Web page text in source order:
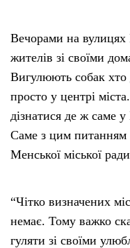
Вечорами на вулицях
жителів зі своїми
Вигулюють собак хто
просто у центрі
дізнатися де ж саме
Саме з цим питанням
Менської міської
“Чітко визначених
немає. Тому важко
гуляти зі своїми